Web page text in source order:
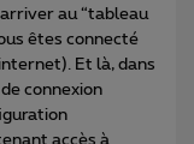
arriver au “tableau
êtes connecté
Et là, dans
connexion
accès à